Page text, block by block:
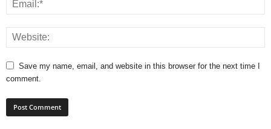
Save my name, email, and website in this browser for the next time I
comment.